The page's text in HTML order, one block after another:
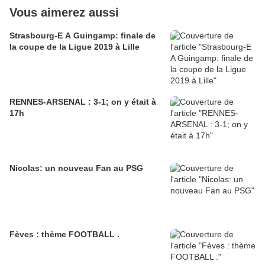
Vous aimerez aussi
Strasbourg-E A Guingamp: finale de
la coupe de la Ligue 2019 à Lille
RENNES-ARSENAL : 3-1; on y était à
17h
Nicolas: un nouveau Fan au PSG
Fèves : thème FOOTBALL .